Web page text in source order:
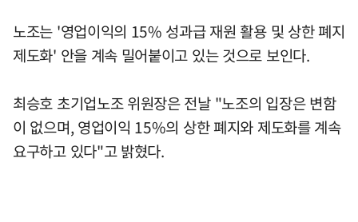
노조는 '영업이익의 15% 성과급 재원 활용 및 상한 폐지
제도화' 안을 계속 밀어붙이고 있는 것으로 보인다.
최승호 초기업노조 위원장은 전날 "노조의 입장은 변함
이 없으며, 영업이익 15%의 상한 폐지와 제도화를 계속
요구하고 있다"고 밝혔다.